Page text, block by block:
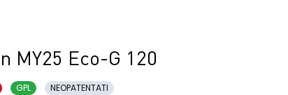
MY25 Eco-G 120
GPL NEOPATENTATI